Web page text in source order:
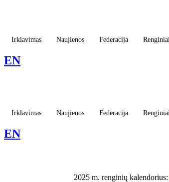
Irklavimas Naujienos Federacija
EN
Irklavimas Naujienos Federacija Renginiai
EN
2025 m. renginių kalendorius: